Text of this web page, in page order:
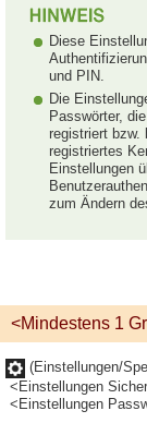
Diese
und PIN.
Die
Passwörter,
registriert bzw.
registriertes
Einstellungen
zum Ändern
<Mindestens 1
(Einstellungen/
<Einstellungen
<Einstellungen